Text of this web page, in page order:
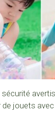
sécurité
jouets avec